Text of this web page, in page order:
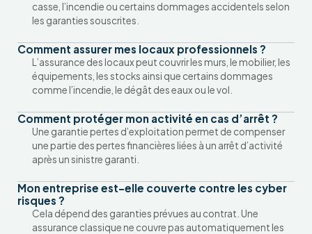
casse, l’incendie ou certains dommages accidentels selon
les garanties souscrites.
Comment assurer mes locaux professionnels ?
L’assurance des locaux peut couvrir les murs, le mobilier, les
équipements, les stocks ainsi que certains dommages
comme l’incendie, le dégât des eaux ou le vol.
Comment protéger mon activité en cas d’arrêt ?
Une garantie pertes d’exploitation permet de compenser
une partie des pertes financières liées à un arrêt d’activité
après un sinistre garanti.
Mon entreprise est-elle couverte contre les cyber
risques ?
Cela dépend des garanties prévues au contrat. Une
assurance classique ne couvre pas automatiquement les